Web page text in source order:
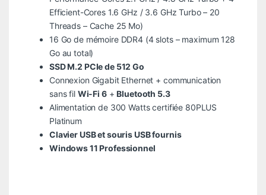
Efficient-Cores 1.6 GHz / 3.6 GHz Turbo – 20
Threads – Cache 25 Mo)
16 Go de mémoire DDR4 (4 slots – maximum 128
Go au total)
SSD M.2 PCIe de 512 Go
Connexion Gigabit Ethernet + communication
sans fil Wi-Fi 6+Bluetooth 5.3
Alimentation de 300 Watts certifiée 80PLUS
Platinum
Clavier USB et souris USB fournis
Windows 11 Professionnel